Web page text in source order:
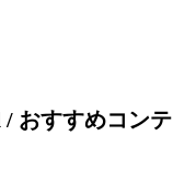
/ おすすめコン